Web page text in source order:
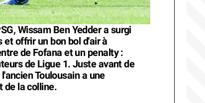
Wissam Ben Yedder a surgi
et offrir un bon bol d'air à
de Fofana et un penalty :
de Ligue 1. Juste avant de
Toulousain a une
de la colline.